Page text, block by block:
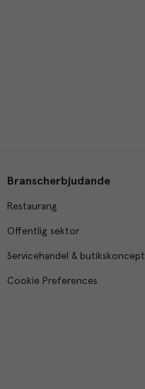
Branscherbjudande
Restaurang
Offentlig sektor
Servicehandel & butikskoncept
Cookie Preferences